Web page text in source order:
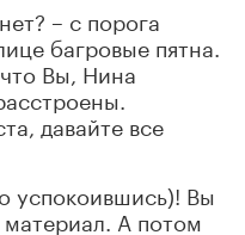
– с порога
багровые пятна.
Вы, Нина
давайте все
успокоившись)! Вы
А потом